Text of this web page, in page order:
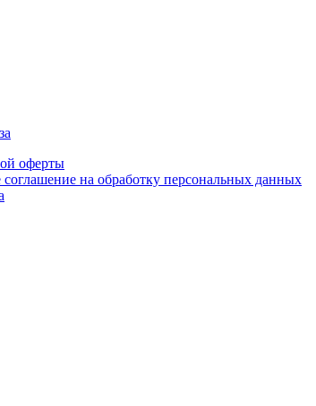
оферты
соглашение на обработку персональных данных